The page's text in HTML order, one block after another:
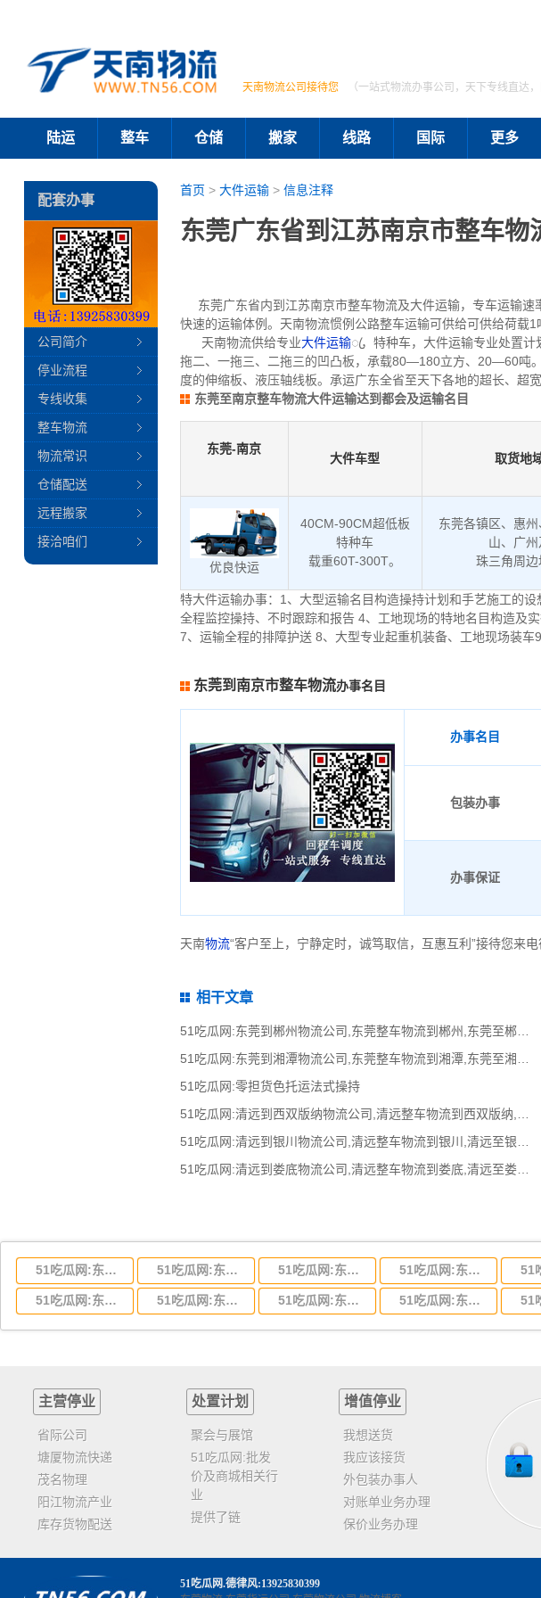
天南物流公司接待您 （一站式物流办事公司，天下专线直达
陆运 整车 仓储 搬家 线路 国际 更多
首页 > 大件运输> 信息注释
东莞广东省到江苏南京市整车物
东莞广东省内到江苏南京市整车物流及大件运输，专车运输速
快速的运输体例。天南物流惯例公路整车运输可供给可供给荷载1
天南物流供给专业大件运输ꦿ，特种车，大件运输专业处置
拖二、一拖三、二拖三的凹凸板，承载80—180立方、20—60吨
度的伸缩板、液压轴线板。承运广东全省至天下各地的超长、超
东莞至南京整车物流大件运输达到都会及运输名目
东莞-南京
大件车型 取货地
优良快运
40CM-90CM超低板
特种车
载重60T-300T。
东莞各镇区、惠
山、广州
珠三角周
特大件运输办事：1、大型运输名目构造操持计划和手艺施工的
全程监控操持、不时跟踪和报告 4、工地现场的特地名目构造及
7、运输全程的排障护送 8、大型专业起重机装备、工地现场装车
东莞到南京市整车物流办事名目
办事名目
包装办事
办事保证
天南物流“客户至上，宁静定时，诚笃取信，互惠互利”接待您来电
相干文章
51吃瓜网:东莞到郴州物流公司,东莞整车物流到郴州,东莞至郴州物流专线 - 天南
51吃瓜网:零担货色托运法式操持
51吃瓜网:清远到娄底物流公司,清远整车物流到娄底,清远至娄底物流专线 - 天南
配套办事
公司简介
停业流程
专线收集
整车物流
物流常识
仓储配送
远程搬家
接洽咱们
51吃瓜网:东莞到湖北省物流专线,东莞到湖北省物流公司 51吃瓜网:东莞到河南省物流专线,东莞到河南省物流公司 51吃瓜网:东莞到湖南省物流专线,东莞到湖南省物流公司 51吃瓜网:东莞到河北省物流专线,东莞到河北省物流公司
51吃瓜网:东莞到云南省物流运输,东莞到云南省物流公司 51吃瓜网:东莞到江西省物流专线,东莞到江西省物流公司 51吃瓜网:东莞到安徽省物流专线,东莞到安徽省物流公司 51吃瓜网:东莞到山东省物流专线,东莞到山东省物流公司
主营停业
省际公司
塘厦物流快递
茂名物理
阳江物流产业
库存货物配送
处置计划
聚会与展馆
51吃瓜网:批发
价及商城相关行
业
提供了链
增值停业
我想送货
我应该接货
外包装办事人
对账单业务办理
保价业务办理
51吃瓜网.德律风:13925830399